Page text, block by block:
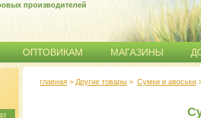
производителей
ОПТОВИКАМ МАГАЗИНЫ
главная > Другие товары > Сумки и авоськи